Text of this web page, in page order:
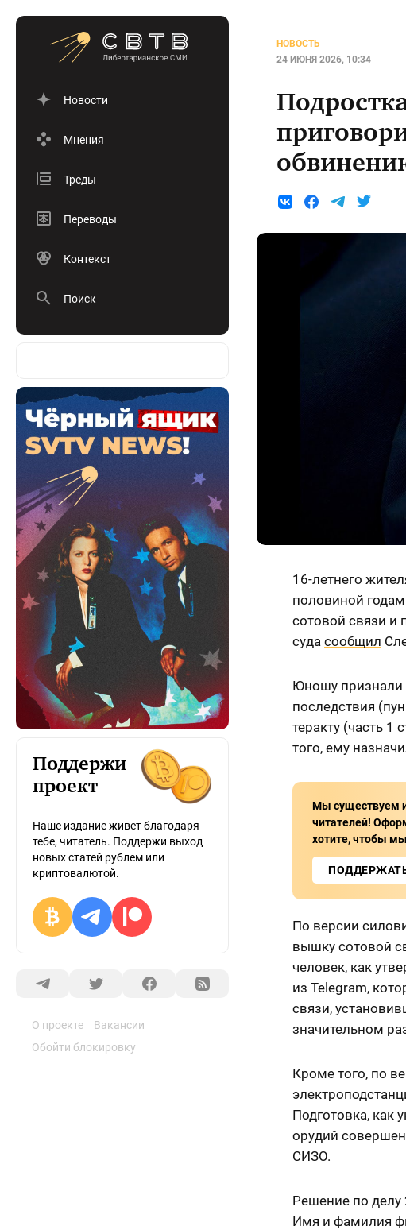
Новости
Мнения
Треды
Переводы
Контекст
Поиск
Поддержи
проект
Наше издание живет благодаря
тебе, читатель. Поддержи выход
новых статей рублем или
криптовалютой.
О проекте
Вакансии
Обойти блокировку
НОВОСТЬ
24 ИЮНЯ 2026, 10:34
16-летнего
половиной
сотовой связи и
суда сообщил
Юношу признали
последствия
теракту (часть 1
того, ему
Мы существуем
читателей!
хотите, чтобы
По версии
вышку сотовой
человек, как
из Telegram,
связи,
значительном
Кроме того, по
Подготовка, как
орудий
СИЗО.
Решение по
Имя и фамилия